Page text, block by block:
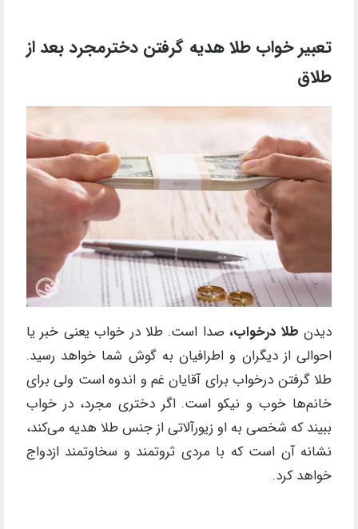
تعبیر خواب طلا هدیه گرفتن دخترمجرد بعد از
طلاق
دیدنطلا درخواب، صدا است. طلا در خواب یعنی خبر یا
احوالی از دیگران و اطرافیان به گوش شما خواهد رسید.
طلا گرفتن درخواب برای آقایان غم و اندوه است ولی برای
خانم‌ها خوب و نیکو است. اگر دختری مجرد، در خواب
ببیند که شخصی به او زیورآلاتی از جنس طلا هدیه می‌کند،
نشانه آن است که با مردی ثروتمند و سخاوتمند ازدواج
خواهد کرد.